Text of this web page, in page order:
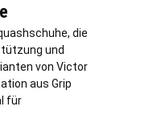
die
und
von Victor
aus Grip
für